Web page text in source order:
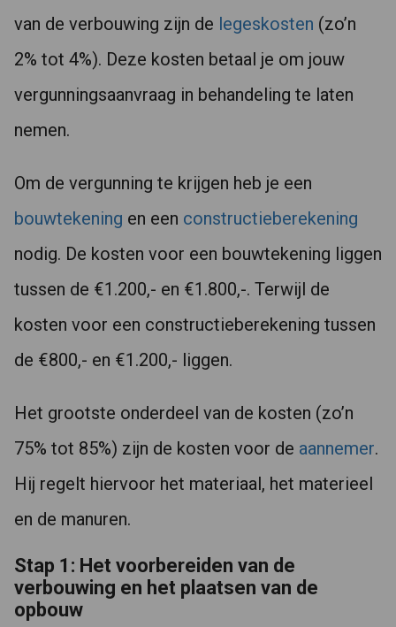
van de verbouwing zijn de legeskosten (zo’n
2% tot 4%). Deze kosten betaal je om jouw
vergunningsaanvraag in behandeling te laten
nemen.
Om de vergunning te krijgen heb je een
bouwtekening en een constructieberekening
nodig. De kosten voor een bouwtekening liggen
tussen de €1.200,- en €1.800,-. Terwijl de
kosten voor een constructieberekening tussen
de €800,- en €1.200,- liggen.
Het grootste onderdeel van de kosten (zo’n
75% tot 85%) zijn de kosten voor de aannemer.
Hij regelt hiervoor het materiaal, het materieel
en de manuren.
Stap 1: Het voorbereiden van de
verbouwing en het plaatsen van de
opbouw